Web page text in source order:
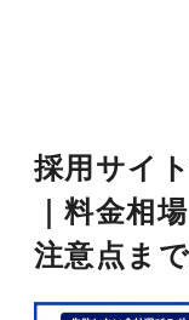
採用サイ
｜料金相
注意点ま